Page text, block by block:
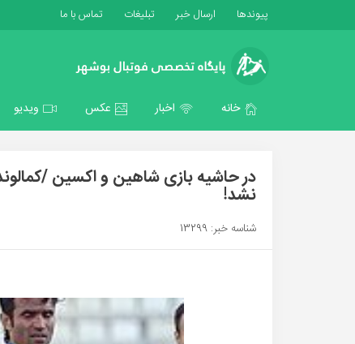
پیوندها ارسال خبر تبلیغات تماس با ما
خانه اخبار عکس ویدیو
در حاشیه بازی شاهین و اکسین /
نشد!
شناسه خبر: 13299